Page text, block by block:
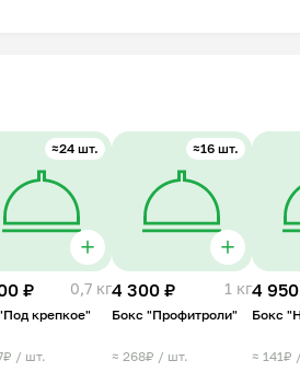
≈24 шт.
₽ 0,7 кг
крепкое"
/ шт.
≈16 шт.
4 300 ₽ 1 кг
Бокс "Профитроли"
≈ 268₽ / шт.
4
Бокс
≈ 141₽